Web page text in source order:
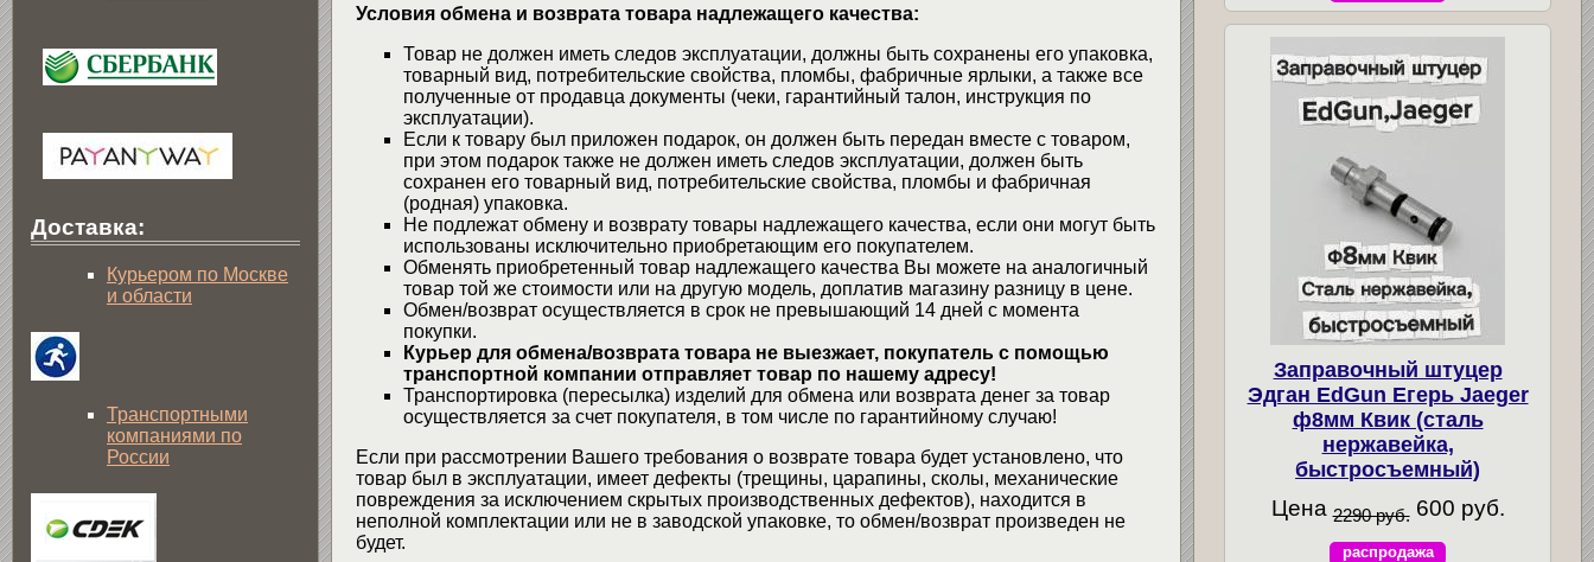
Условия обмена и возврата товара надлежащего качества:
Товар не должен иметь следов эксплуатации, должны быть сохранены его упаковка,
товарный вид, потребительские свойства, пломбы, фабричные ярлыки, а также все
полученные от продавца документы (чеки, гарантийный талон, инструкция по
эксплуатации).
Если к товару был приложен подарок, он должен быть передан вместе с товаром,
при этом подарок также не должен иметь следов эксплуатации, должен быть
сохранен его товарный вид, потребительские свойства, пломбы и фабричная
(родная) упаковка.
Не подлежат обмену и возврату товары надлежащего качества, если они могут быть
использованы исключительно приобретающим его покупателем.
Обменять приобретенный товар надлежащего качества Вы можете на аналогичный
товар той же стоимости или на другую модель, доплатив магазину разницу в цене.
Обмен/возврат осуществляется в срок не превышающий 14 дней с момента
покупки.
Курьер для обмена/возврата товара не выезжает, покупатель с помощью
транспортной компании отправляет товар по нашему адресу!
Транспортировка (пересылка) изделий для обмена или возврата денег за товар
осуществляется за счет покупателя, в том числе по гарантийному случаю!
Если при рассмотрении Вашего требования о возврате товара будет установлено, что
товар был в эксплуатации, имеет дефекты (трещины, царапины, сколы, механические
повреждения за исключением скрытых производственных дефектов), находится в
неполной комплектации или не в заводской упаковке, то обмен/возврат произведен не
будет.
Доставка:
Курьером по Москве
и области
Транспортными
компаниями по
России
Заправочный штуцер
Эдган EdGun Егерь Jaeger
ф8мм Квик (сталь
нержавейка,
быстросъемный)
Цена 2290 руб. 600 руб.
распродажа